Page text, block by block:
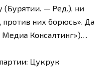
(Бурятии. — Ред.), ни
против них борюсь». Да
Консалтинг»)…
Цукрук